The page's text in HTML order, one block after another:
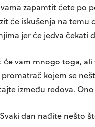
vama zapamtit ćete po
će iskušenja na
jer će jedva čekati
će vam mnogo toga,
kojem se
između redova.
Svaki dan nađite nešto